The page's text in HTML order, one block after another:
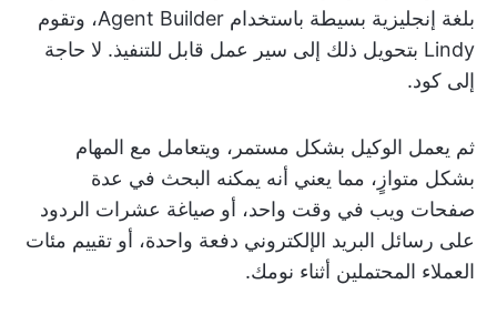
بلغة إنجليزية بسيطة باستخدام Agent Builder، وتقوم
Lindy بتحويل ذلك إلى سير عمل قابل للتنفيذ. لا حاجة
إلى كود.
ثم يعمل الوكيل بشكل مستمر، ويتعامل مع المهام
بشكل متوازٍ، مما يعني أنه يمكنه البحث في عدة
صفحات ويب في وقت واحد، أو صياغة عشرات الردود
على رسائل البريد الإلكتروني دفعة واحدة، أو تقييم مئات
العملاء المحتملين أثناء نومك.